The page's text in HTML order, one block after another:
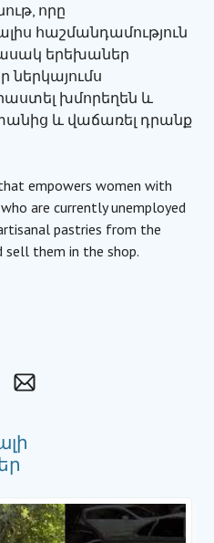
որը
հաշմանդամություն
երեխաներ
ներկայումս
​​խմորեղեն և
և վաճառել դրանք
empowers women with
are currently unemployed
pastries from the
them in the shop.
Twitter